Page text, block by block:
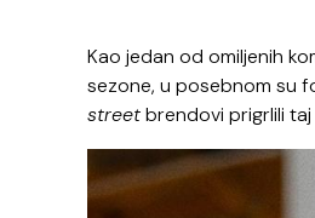
Kao jedan od omiljenih
sezone, u posebnom su
streetbrendovi prigrlili